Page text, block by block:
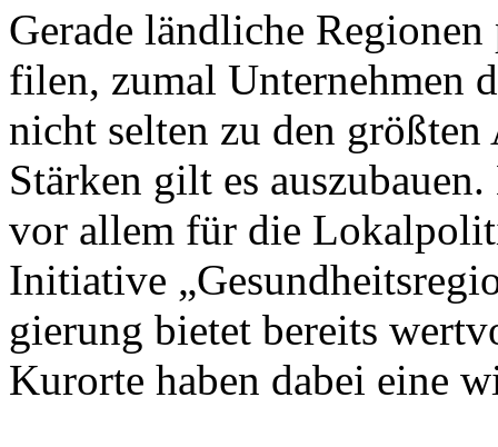
Ge­ra­de länd­li­che
fi­len, zu­mal Un­ter­neh­men
nicht sel­ten zu den
Stär­ken gilt es
vor al­lem für die
In­itia­ti­ve
gie­rung bie­tet be­reits
Kur­or­te ha­ben da­bei ei­ne